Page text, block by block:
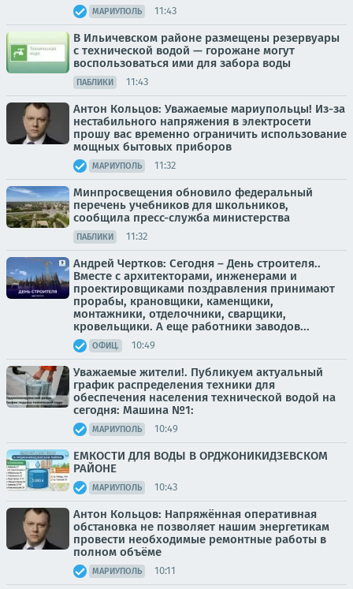
МАРИУПОЛЬ 11:43
В Ильичевском районе размещены резервуары
с технической водой — горожане могут
воспользоваться ими для забора воды
ПАБЛИКИ 11:43
Антон Кольцов: Уважаемые мариупольцы! Из-за
нестабильного напряжения в электросети
прошу вас временно ограничить использование
мощных бытовых приборов
МАРИУПОЛЬ 11:32
Минпросвещения обновило федеральный
перечень учебников для школьников,
сообщила пресс-служба министерства
ПАБЛИКИ 11:32
Андрей Чертков: Сегодня – День строителя..
Вместе с архитекторами, инженерами и
проектировщиками поздравления принимают
прорабы, крановщики, каменщики,
монтажники, отделочники, сварщики,
кровельщики. А еще работники заводов...
ОФИЦ. 10:49
Уважаемые жители!. Публикуем актуальный
график распределения техники для
обеспечения населения технической водой на
сегодня: Машина №1:
МАРИУПОЛЬ 10:49
ЕМКОСТИ ДЛЯ ВОДЫ В ОРДЖОНИКИДЗЕВСКОМ
РАЙОНЕ
МАРИУПОЛЬ 10:43
Антон Кольцов: Напряжённая оперативная
обстановка не позволяет нашим энергетикам
провести необходимые ремонтные работы в
полном объёме
МАРИУПОЛЬ 10:11